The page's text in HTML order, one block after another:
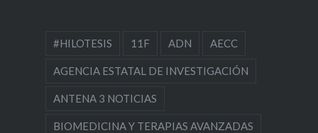
#HILOTESIS 11F ADN AECC
AGENCIA ESTATAL DE INVESTIGACIÓN
ANTENA 3 NOTICIAS
BIOMEDICINA Y TERAPIAS AVANZADAS